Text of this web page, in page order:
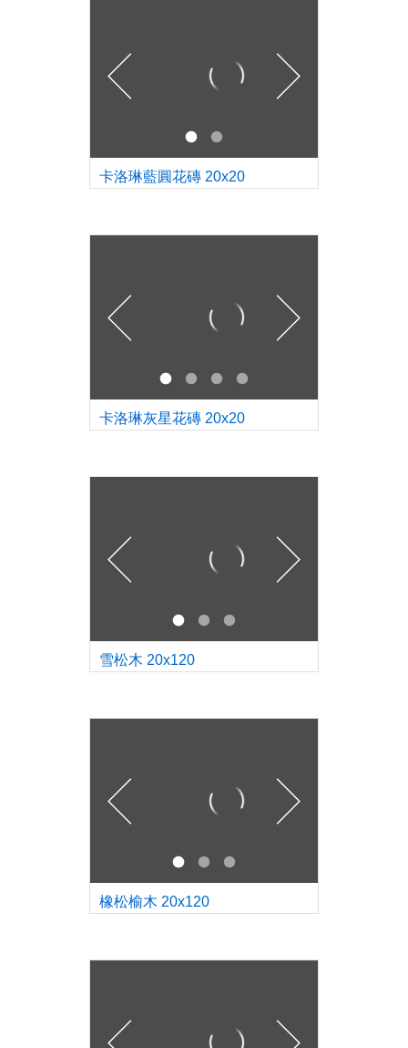
卡洛琳藍圓花磚 20x20
卡洛琳灰星花磚 20x20
雪松木 20x120
橡松榆木 20x120